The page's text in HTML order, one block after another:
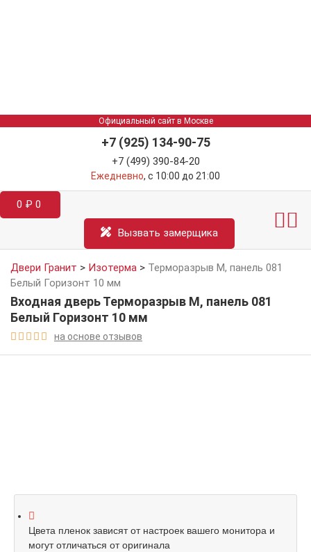
Официальный сайт в Москве
+7 (925) 134-90-75
+7 (499) 390-84-20
Ежедневно, с 10:00 до 21:00
0 ₽ 0
Вызвать замерщика
Двери Гранит > Изотерма > Терморазрыв М, панель 081
Белый Горизонт 10 мм
Входная дверь Терморазрыв М, панель 081
Белый Горизонт 10 мм
     на основе отзывов
Цвета пленок зависят от настроек вашего монитора и
могут отличаться от оригинала